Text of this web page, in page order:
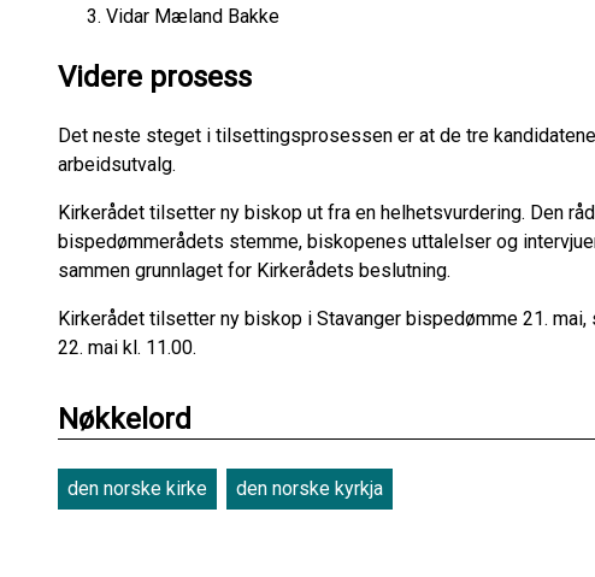
Vidar Mæland Bakke
Videre prosess
Det neste steget i tilsettingsprosessen er at de tre
arbeidsutvalg.
Kirkerådet tilsetter ny biskop ut fra en helhetsvurdering. Den
bispedømmerådets stemme, biskopenes uttalelser og
sammen grunnlaget for Kirkerådets beslutning.
Kirkerådet tilsetter ny biskop i Stavanger bispedømme 21.
22. mai kl. 11.00.
Nøkkelord
den norske kirke den norske kyrkja